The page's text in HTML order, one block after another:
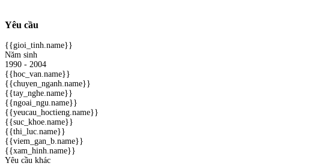
Yêu cầu
{{gioi_tinh.name}}
Năm sinh
1990 - 2004
{{hoc_van.name}}
{{chuyen_nganh.name}}
{{tay_nghe.name}}
{{ngoai_ngu.name}}
{{yeucau_hoctieng.name}}
{{suc_khoe.name}}
{{thi_luc.name}}
{{viem_gan_b.name}}
{{xam_hinh.name}}
Yêu cầu khác